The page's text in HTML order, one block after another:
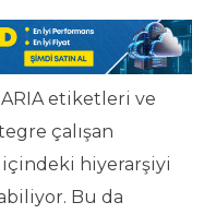
ARIA etiketleri ve
çalışan
içindeki hiyerarşiyi
Bu da